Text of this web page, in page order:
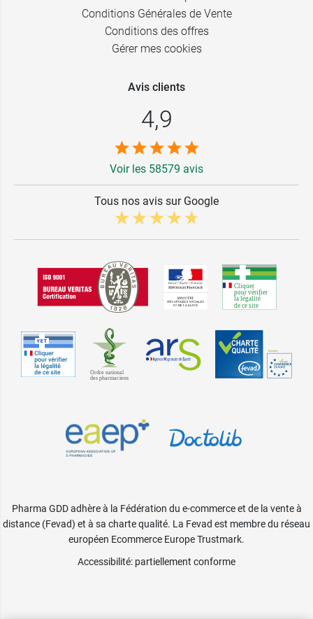
Conditions Générales de Vente
Conditions des offres
Gérer mes cookies
Avis clients
4,9
Voir les 58579 avis
Tous nos avis sur Google
Pharma GDD adhère à la Fédération du e-commerce et de la vente à
distance (Fevad) et à sa charte qualité. La Fevad est membre du réseau
européen Ecommerce Europe Trustmark.
Accessibilité: partiellement conforme